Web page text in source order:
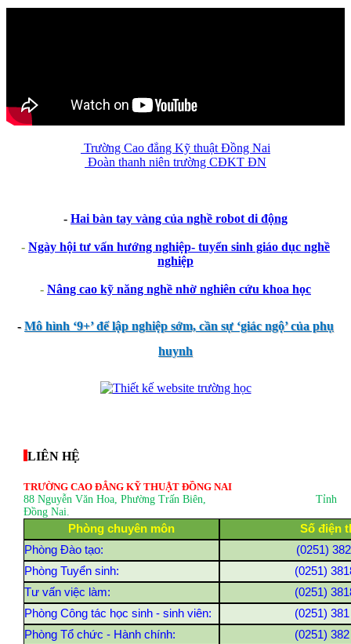
Trường Cao đẳng Kỹ thuật Đồng Nai
Đoàn thanh niên trường CĐKT ĐN
- Hai bàn tay vàng của nghề robot di động
- Ngày hội tư vấn hướng nghiệp- tuyển sinh giáo dục nghề
nghiệp
- Nâng cao kỹ năng nghề nhờ nghiên cứu khoa học
-Mô hình ‘9+’ để lập nghiệp sớm, cần sự ‘giác ngộ’ của phụ
huynh
LIÊN HỆ
TRƯỜNG CAO ĐẲNG KỸ THUẬT ĐỒNG NAI
88 Nguyễn Văn Hoa, Phường Trấn Biên , Tỉnh
Đồng Nai.
Phòng chuyên môn
Số điện
Phòng Đào tạo:
(0251)
Phòng Tuyển sinh:
(0251)
Tư vấn việc làm:
(0251)
Phòng Công tác học sinh - sinh viên:
(0251)
Phòng Tổ chức - Hành chính:
(0251)